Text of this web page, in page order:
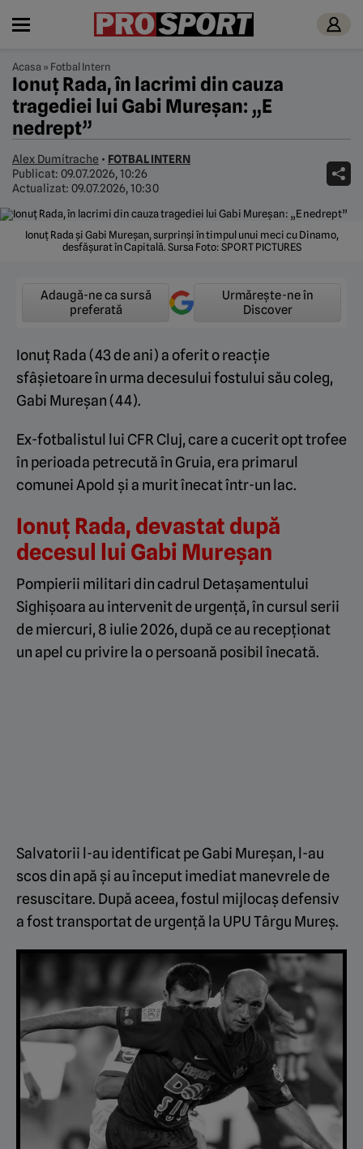
Acasa » Fotbal Intern
Ionuț Rada, în lacrimi din cauza
tragediei lui Gabi Mureșan: „E
nedrept”
Alex Dumitrache • FOTBAL INTERN
Publicat: 09.07.2026, 10:26
Actualizat: 09.07.2026, 10:30
Ionuț Rada și Gabi Mureșan, surprinși în timpul unui meci cu Dinamo,
desfășurat în Capitală. Sursa Foto: SPORT PICTURES
Adaugă-ne ca sursă
preferată
Urmărește-ne în
Discover
Ionuț Rada (43 de ani) a oferit o reacție
sfâșietoare în urma decesului fostului său coleg,
Gabi Mureșan (44).
Ex-fotbalistul lui CFR Cluj, care a cucerit opt trofee
în perioada petrecută în Gruia, era primarul
comunei Apold și a murit înecat într-un lac.
Ionuț Rada, devastat după
decesul lui Gabi Mureșan
Pompierii militari din cadrul Detașamentului
Sighișoara au intervenit de urgență, în cursul serii
de miercuri, 8 iulie 2026, după ce au recepționat
un apel cu privire la o persoană posibil înecată.
Salvatorii l-au identificat pe Gabi Mureșan, l-au
scos din apă și au început imediat manevrele de
resuscitare. După aceea, fostul mijlocaș defensiv
a fost transportat de urgență la UPU Târgu Mureș.